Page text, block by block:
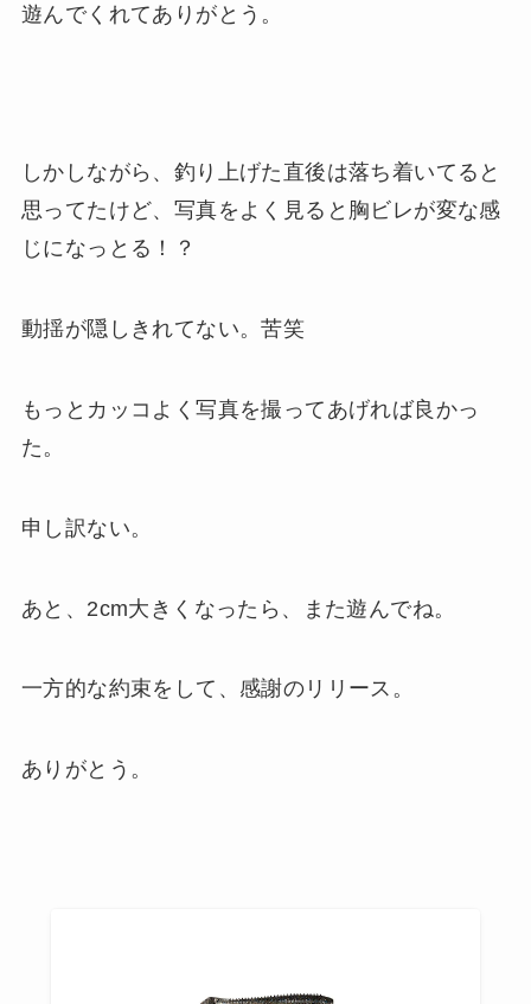
遊んでくれてありがとう。
しかしながら、釣り上げた直後は落ち着いてると
思ってたけど、写真をよく見ると胸ビレが変な感
じになっとる！？
動揺が隠しきれてない。苦笑
もっとカッコよく写真を撮ってあげれば良かっ
た。
申し訳ない。
あと、2cm大きくなったら、また遊んでね。
一方的な約束をして、感謝のリリース。
ありがとう。